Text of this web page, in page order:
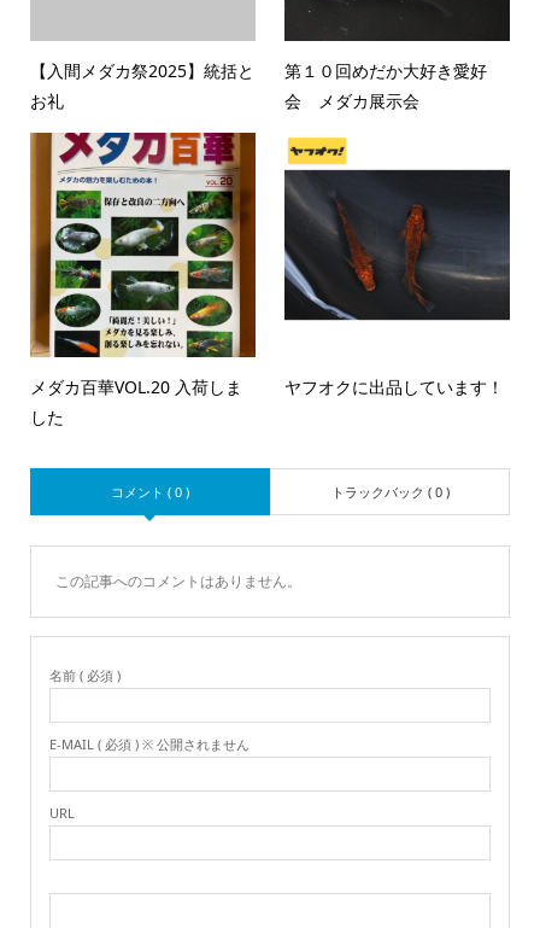
【入間メダカ祭2025】統括と
お礼
第１０回めだか大好き愛好
会 メダカ展示会
メダカ百華VOL.20 入荷しま
した
ヤフオクに出品しています！
コメント ( 0 ) トラックバック ( 0 )
この記事へのコメントはありません。
名前 ( 必須 )
E-MAIL ( 必須 ) ※ 公開されません
URL